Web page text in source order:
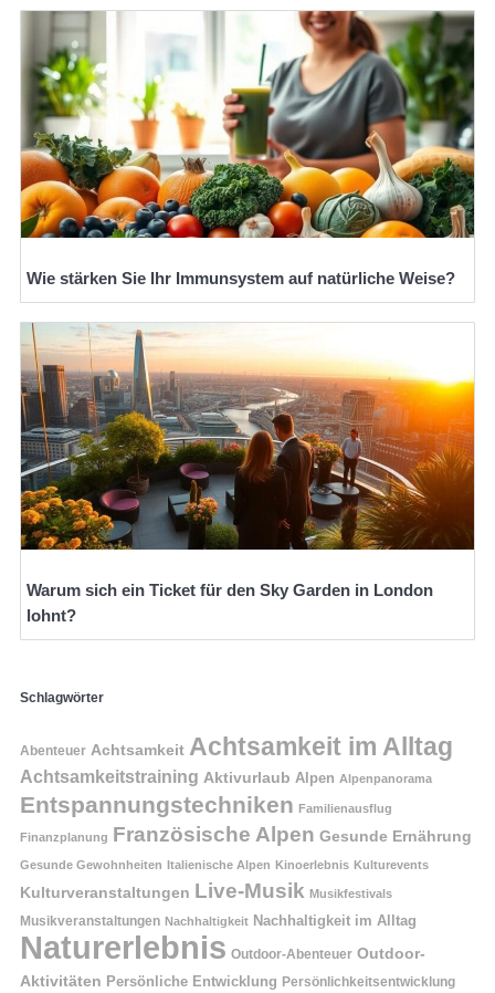
Wie stärken Sie Ihr Immunsystem auf natürliche Weise?
Warum sich ein Ticket für den Sky Garden in London
lohnt?
Schlagwörter
Abenteuer Achtsamkeit Achtsamkeit im Alltag
Achtsamkeitstraining Aktivurlaub Alpen Alpenpanorama
Entspannungstechniken Familienausflug
Finanzplanung Französische Alpen Gesunde Ernährung
Gesunde Gewohnheiten Italienische Alpen Kinoerlebnis Kulturevents
Kulturveranstaltungen Live-Musik Musikfestivals
Musikveranstaltungen Nachhaltigkeit Nachhaltigkeit im Alltag
Naturerlebnis Outdoor-Abenteuer Outdoor-
Aktivitäten Persönliche Entwicklung Persönlichkeitsentwicklung